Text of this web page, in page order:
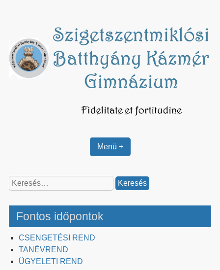
Menü +
Keresés:
Fontos időpontok
CSENGETÉSI REND
TANÉVREND
ÜGYELETI REND